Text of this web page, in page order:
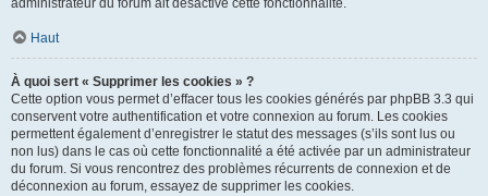
administrateur du forum ait désactivé cette fonctionnalité.
Haut
À quoi sert « Supprimer les cookies » ?
Cette option vous permet d’effacer tous les cookies générés par phpBB 3.3 qui
conservent votre authentification et votre connexion au forum. Les cookies
permettent également d’enregistrer le statut des messages (s’ils sont lus ou
non lus) dans le cas où cette fonctionnalité a été activée par un administrateur
du forum. Si vous rencontrez des problèmes récurrents de connexion et de
déconnexion au forum, essayez de supprimer les cookies.